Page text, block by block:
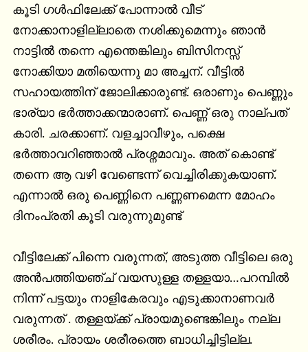
കൂടി ഗൾഫിലേക്ക് പോന്നാൽ വീട്
നോക്കാനാളില്ലാതെ നശിക്കുമെന്നും ഞാൻ
നാട്ടിൽ തന്നെ എന്തെങ്കിലും ബിസിനസ്സ്
നോക്കിയാ മതിയെന്നു മാ അച്ചന്. വീട്ടിൽ
സഹായത്തിന് ജോലിക്കാരുണ്ട്. ഒരാണും പെണ്ണും
ഭാര്യാ ഭർത്താക്കന്മാരാണ്. പെണ്ണ് ഒരു നാല്പത്
കാരി. ചരക്കാണ്. വളച്ചാവീഴും, പക്ഷെ
ഭർത്താവറിഞ്ഞാൽ പ്രശ്നമാവും. അത് കൊണ്ട്
തന്നെ ആ വഴി വേണ്ടെന്ന് വെച്ചിരിക്കുകയാണ്.
എന്നാൽ ഒരു പെണ്ണിനെ പണ്ണണമെന്ന മോഹം
ദിനംപ്രതി കൂടി വരുന്നുമുണ്ട്
വീട്ടിലേക്ക് പിന്നെ വരുന്നത്, അടുത്ത വീട്ടിലെ ഒരു
അൻപത്തിയഞ്ച് വയസുള്ള തള്ളയാ…പറമ്പിൽ
നിന്ന് പട്ടയും നാളികേരവും എടുക്കാനാണവർ
വരുന്നത് . തള്ളയ്ക്ക് പ്രായമുണ്ടെങ്കിലും നല്ല
ശരീരം. പ്രായം ശരീരത്തെ ബാധിച്ചിട്ടില്ല.